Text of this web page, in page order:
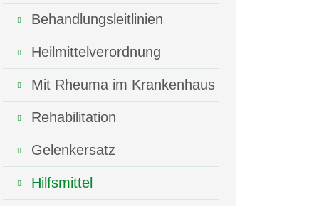
Behandlungsleitlinien
Heilmittelverordnung
Mit Rheuma im Krankenhaus
Rehabilitation
Gelenkersatz
Hilfsmittel